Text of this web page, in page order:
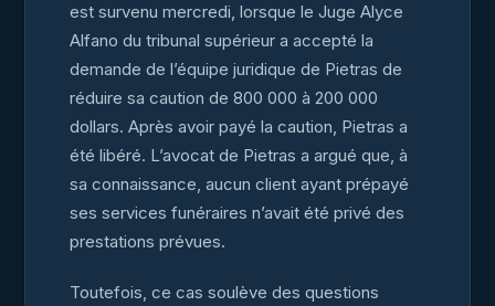
est survenu mercredi, lorsque le Juge Alyce
Alfano du tribunal supérieur a accepté la
demande de l’équipe juridique de Pietras de
réduire sa caution de 800 000 à 200 000
dollars. Après avoir payé la caution, Pietras a
été libéré. L’avocat de Pietras a argué que, à
sa connaissance, aucun client ayant prépayé
ses services funéraires n’avait été privé des
prestations prévues.
Toutefois, ce cas soulève des questions